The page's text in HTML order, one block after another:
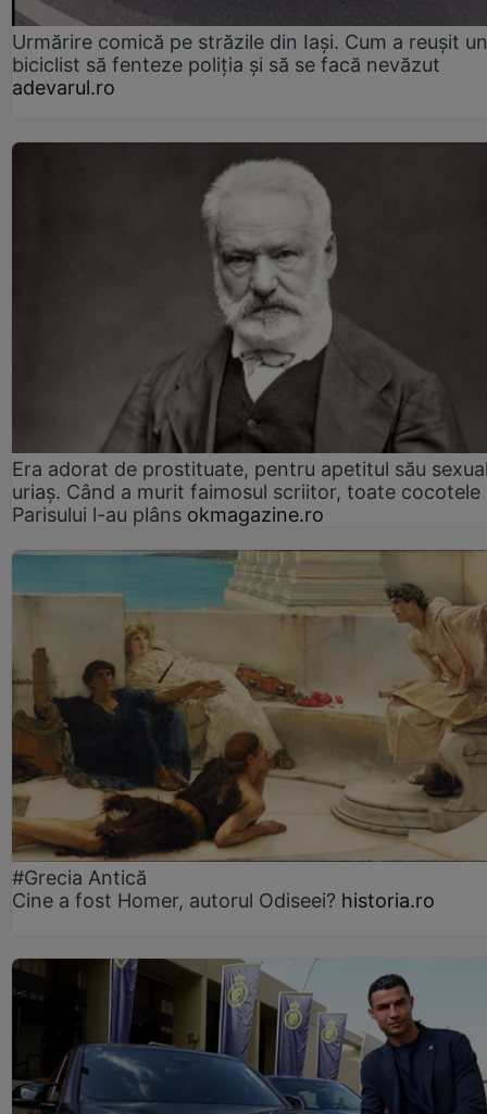
Urmărire comică pe străzile din Iași. Cum a reușit un
biciclist să fenteze poliția și să se facă nevăzut
adevarul.ro
Era adorat de prostituate, pentru apetitul său
uriaș. Când a murit faimosul scriitor, toate cocotele
Parisului l-au plâns okmagazine.ro
#Grecia Antică
Cine a fost Homer, autorul Odiseei? historia.ro